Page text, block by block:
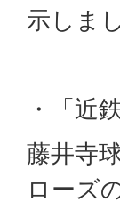
示しま
・「近
藤井寺
ローズ